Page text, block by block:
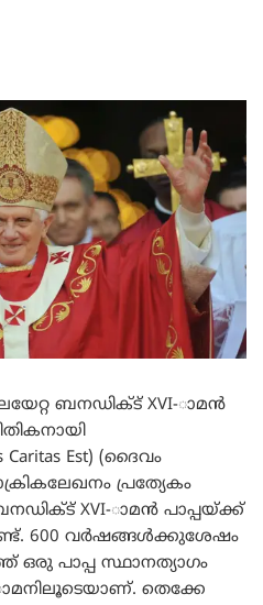
ബനഡിക്ട് XVI-ാമന്‍
Est) (ദൈവം
പ്രത്യേകം
XVI-ാമന്‍ പാപ്പയ്ക്ക്
600 വര്‍ഷങ്ങള്‍ക്കുശേഷം
പാപ്പ സ്ഥാനത്യാഗം
തെക്കേ